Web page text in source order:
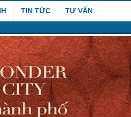
TIN TỨC TƯ VẤN